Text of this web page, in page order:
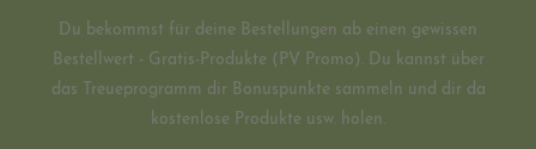
Du bekommst für deine Bestellungen ab einen gewissen
Bestellwert - Gratis-Produkte (PV Promo). Du kannst über
das Treueprogramm dir Bonuspunkte sammeln und dir da
kostenlose Produkte usw. holen.